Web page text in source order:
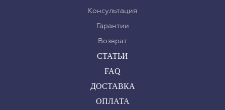
Консультация
Гарантии
Возврат
СТАТЬИ
FAQ
ДОСТАВКА
ОПЛАТА